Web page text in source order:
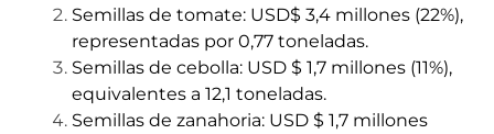
Semillas de tomate: USD$ 3,4 millones (22%),
representadas por 0,77 toneladas.
Semillas de cebolla: USD $ 1,7 millones (11%),
equivalentes a 12,1 toneladas.
Semillas de zanahoria: USD $ 1,7 millones